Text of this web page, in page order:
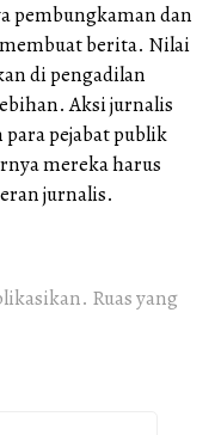
pembungkaman dan
berita. Nilai
di pengadilan
Aksi jurnalis
pejabat publik
mereka harus
jurnalis.
Ruas yang